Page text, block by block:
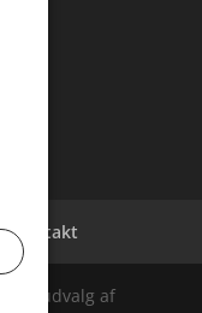
Kontakt
udvalg af